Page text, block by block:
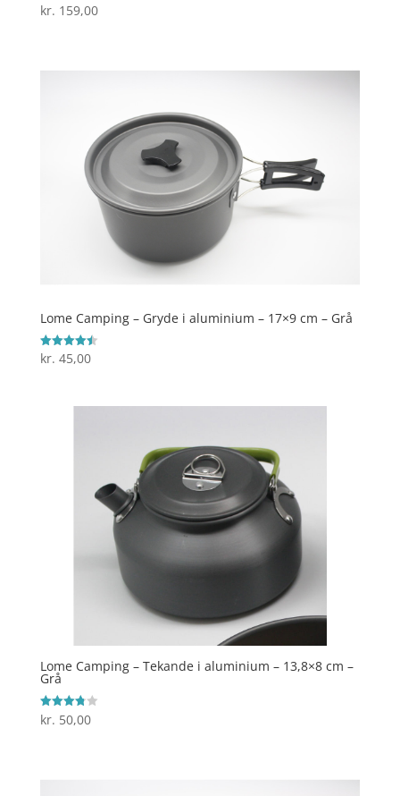
Vurderet
5
kr. 159,00
Lome Camping – Gryde i aluminium – 17×9 cm – Grå
Vurderet
4.5
kr. 45,00
Lome Camping – Tekande i aluminium – 13,8×8 cm –
Grå
Vurderet
3.8
kr. 50,00